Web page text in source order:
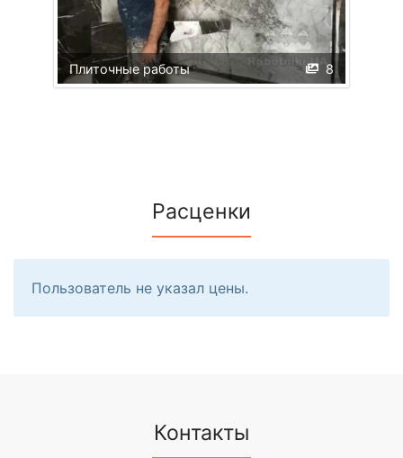
8
Плиточные работы
Расценки
Пользователь не указал цены.
Контакты